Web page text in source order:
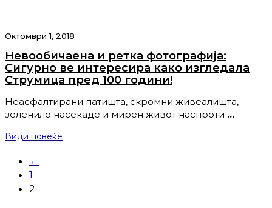
Октомври 1, 2018
Невообичаена и ретка фотографија:
Сигурно ве интересира како изгледала
Струмица пред 100 години!
Неасфалтирани патишта, скромни живеалишта,
зеленило насекаде и мирен живот наспроти …
Види повеќе
←
1
2